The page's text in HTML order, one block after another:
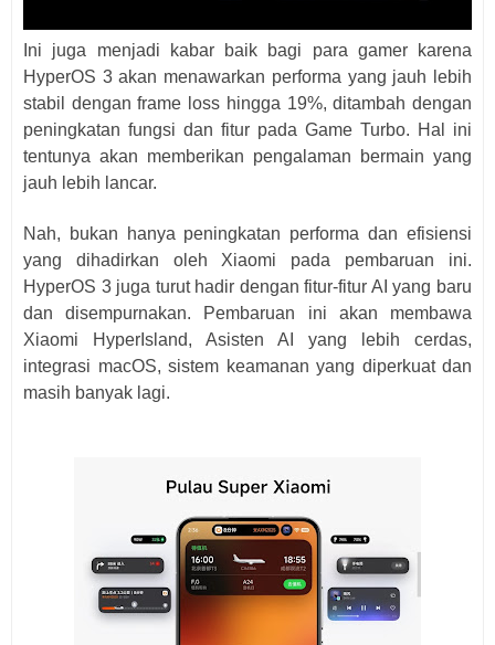
Ini juga menjadi kabar baik bagi para gamer karena
HyperOS 3 akan menawarkan performa yang jauh lebih
stabil dengan frame loss hingga 19%, ditambah dengan
peningkatan fungsi dan fitur pada Game Turbo. Hal ini
tentunya akan memberikan pengalaman bermain yang
jauh lebih lancar.
Nah, bukan hanya peningkatan performa dan efisiensi
yang dihadirkan oleh Xiaomi pada pembaruan ini.
HyperOS 3 juga turut hadir dengan fitur-fitur AI yang baru
dan disempurnakan. Pembaruan ini akan membawa
Xiaomi HyperIsland, Asisten AI yang lebih cerdas,
integrasi macOS, sistem keamanan yang diperkuat dan
masih banyak lagi.